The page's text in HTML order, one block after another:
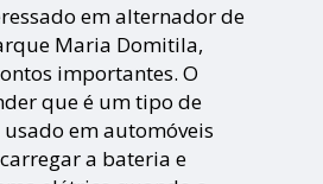
em alternador de
Maria Domitila,
importantes. O
que é um tipo de
em automóveis
a bateria e